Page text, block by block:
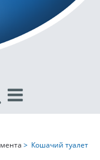
> Кошачий туалет